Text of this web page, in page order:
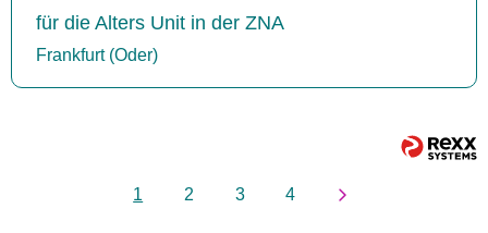
für die Alters Unit in der ZNA
Frankfurt (Oder)
1 2 3 4